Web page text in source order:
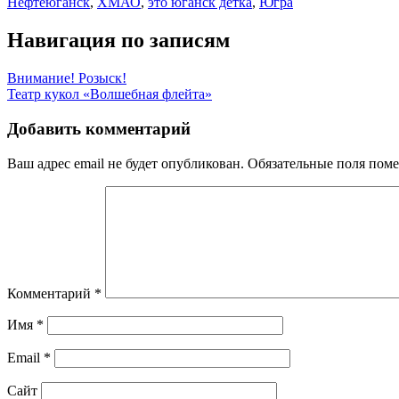
Навигация по записям
Внимание! Розыск!
Театр кукол «Волшебная флейта»
Добавить комментарий
Ваш адрес email не будет опубликован. Обязательные поля
Комментарий *
Имя *
Email *
Сайт